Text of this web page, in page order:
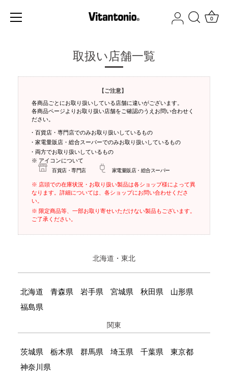
0
取扱い店舗一覧
【ご注意】
各商品ごとにお取り扱いしている店舗に違いがございます。
各商品ページよりお取り扱い店舗をご確認のうえお問い合わせく
ださい。
・百貨店・専門店でのみお取り扱いしているもの
・家電量販店・総合スーパーでのみお取り扱いしているもの
・両方でお取り扱いしているもの
※ アイコンについて
百貨店・専門店 家電量販店・総合スーパー
※ 店頭での在庫状況・お取り扱い製品は各ショップ様によって異
なります。詳細については、各ショップにお問い合わせくださ
い。
※ 限定商品等、一部お取り寄せいただけない製品もございます。
ご了承ください。
北海道・東北
北海道 青森県 岩手県 宮城県 秋田県
山形県
福島県
関東
茨城県 栃木県 群馬県 埼玉県 千葉県
東京都
神奈川県